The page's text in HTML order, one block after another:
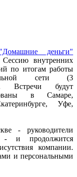
деньги"
Сессию внутренних
по итогам работы
сети (3
Встречи будут
в Самаре,
Уфе,
- руководители
- и продолжится
компании.
и персональными